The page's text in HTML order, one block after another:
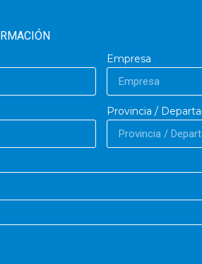
Empresa
Provincia /